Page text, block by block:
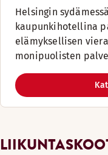
Helsingin
kaupunkihotellina
elämyksellisen
monipuolisten